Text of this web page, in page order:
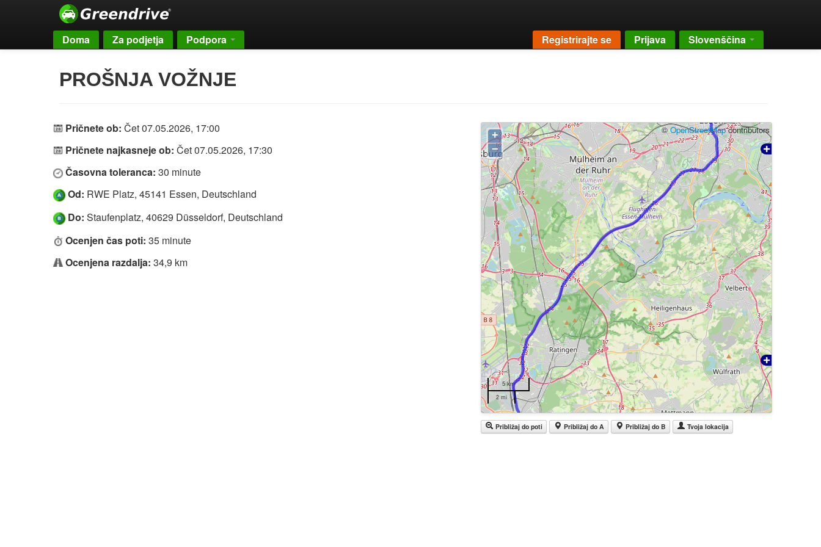
Doma Za podjetja Podpora Registrirajte se Prijava Slovenščina
PROŠNJA VOŽNJE
Pričnete ob: Čet 07.05.2026, 17:00
Pričnete najkasneje ob: Čet 07.05.2026, 17:30
Časovna toleranca: 30 minute
Od: RWE Platz, 45141 Essen, Deutschland
Do: Staufenplatz, 40629 Düsseldorf, Deutschland
Ocenjen čas poti: 35 minute
Ocenjena razdalja: 34,9 km
+
−
©OpenStreetMapcontributors
5 km
2 mi
Približaj do poti Približaj do A Približaj do B Tvoja lokacija